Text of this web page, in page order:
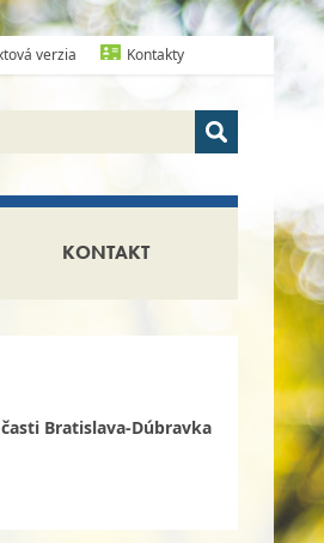
verzia Kontakty
KONTAKT
Bratislava-Dúbravka